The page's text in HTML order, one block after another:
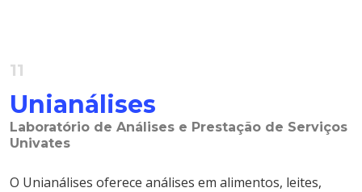
11
Unianálises
Laboratório de Análises e Prestação de Serviços
Univates
O Unianálises oferece análises em alimentos, leites,